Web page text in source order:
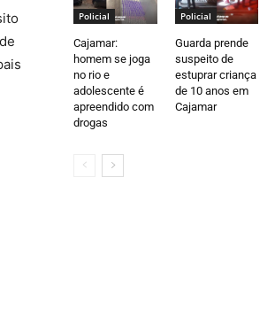
Policial
Cajamar:
homem se joga
no rio e
adolescente é
apreendido com
drogas
Policial
Guarda prende
suspeito de
estuprar criança
de 10 anos em
Cajamar